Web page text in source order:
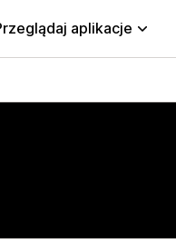
aplikacje